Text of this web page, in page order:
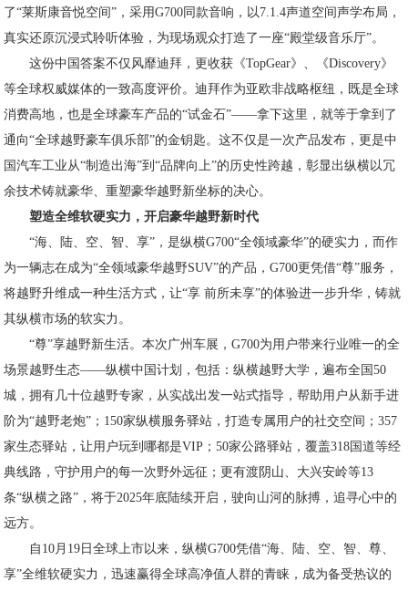
了“莱斯康音悦空间”，采用G700同款音响，以7.1.4声道空间声学布局，
真实还原沉浸式聆听体验，为现场观众打造了一座“殿堂级音乐厅”。
这份中国答案不仅风靡迪拜，更收获《TopGear》、《Discovery》
等全球权威媒体的一致高度评价。迪拜作为亚欧非战略枢纽，既是全球
消费高地，也是全球豪车产品的“试金石”——拿下这里，就等于拿到了
通向“全球越野豪车俱乐部”的金钥匙。这不仅是一次产品发布，更是中
国汽车工业从“制造出海”到“品牌向上”的历史性跨越，彰显出纵横以冗
余技术铸就豪华、重塑豪华越野新坐标的决心。
塑造全维软硬实力，开启豪华越野新时代
“海、陆、空、智、享”，是纵横G700“全领域豪华”的硬实力，而作
为一辆志在成为“全领域豪华越野SUV”的产品，G700更凭借“尊”服务，
将越野升维成一种生活方式，让“享 前所未享”的体验进一步升华，铸就
其纵横市场的软实力。
“尊”享越野新生活。本次广州车展，G700为用户带来行业唯一的全
场景越野生态——纵横中国计划，包括：纵横越野大学，遍布全国50
城，拥有几十位越野专家，从实战出发一站式指导，帮助用户从新手进
阶为“越野老炮”；150家纵横服务驿站，打造专属用户的社交空间；357
家生态驿站，让用户玩到哪都是VIP；50家公路驿站，覆盖318国道等经
典线路，守护用户的每一次野外远征；更有渡阴山、大兴安岭等13
条“纵横之路”，将于2025年底陆续开启，驶向山河的脉搏，追寻心中的
远方。
自10月19日全球上市以来，纵横G700凭借“海、陆、空、智、尊、
享”全维软硬实力，迅速赢得全球高净值人群的青睐，成为备受热议的